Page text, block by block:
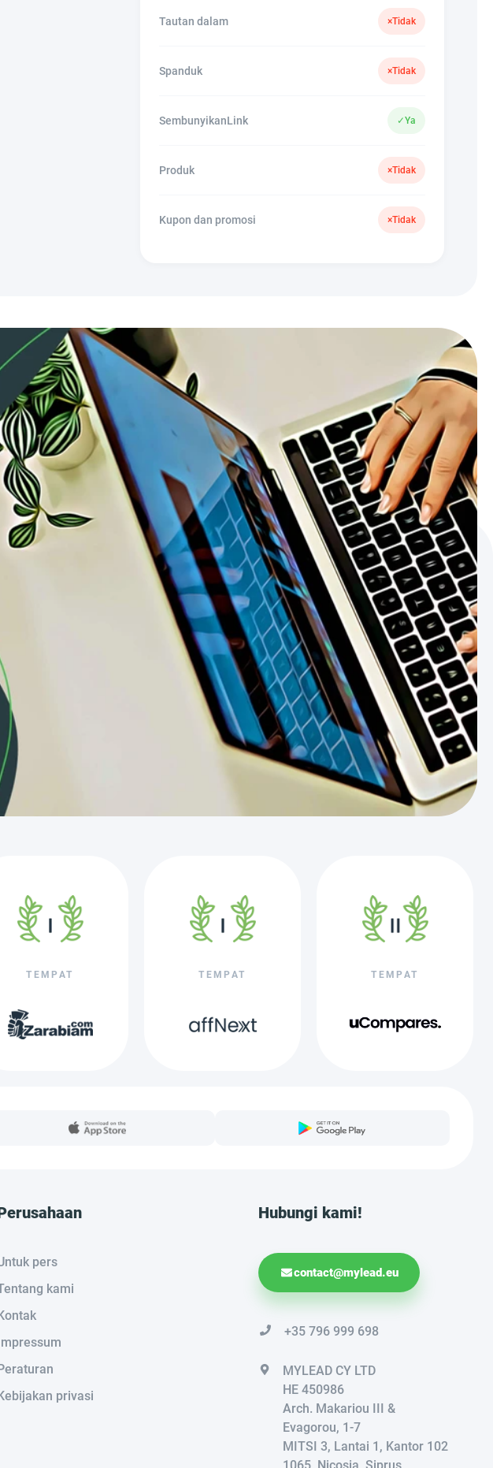
Tautan dalam ×Tidak
Spanduk ×Tidak
SembunyikanLink ✓Ya
Produk ×Tidak
Kupon dan promosi ×Tidak
TEMPAT TEMPAT TEMPAT
pers
kami
privasi
Hubungi kami!
contact@mylead.eu
+35 796 999 698
MYLEAD CY LTD
HE 450986
Arch. Makariou III &
Evagorou, 1-7
MITSI 3, Lantai 1, Kantor 102